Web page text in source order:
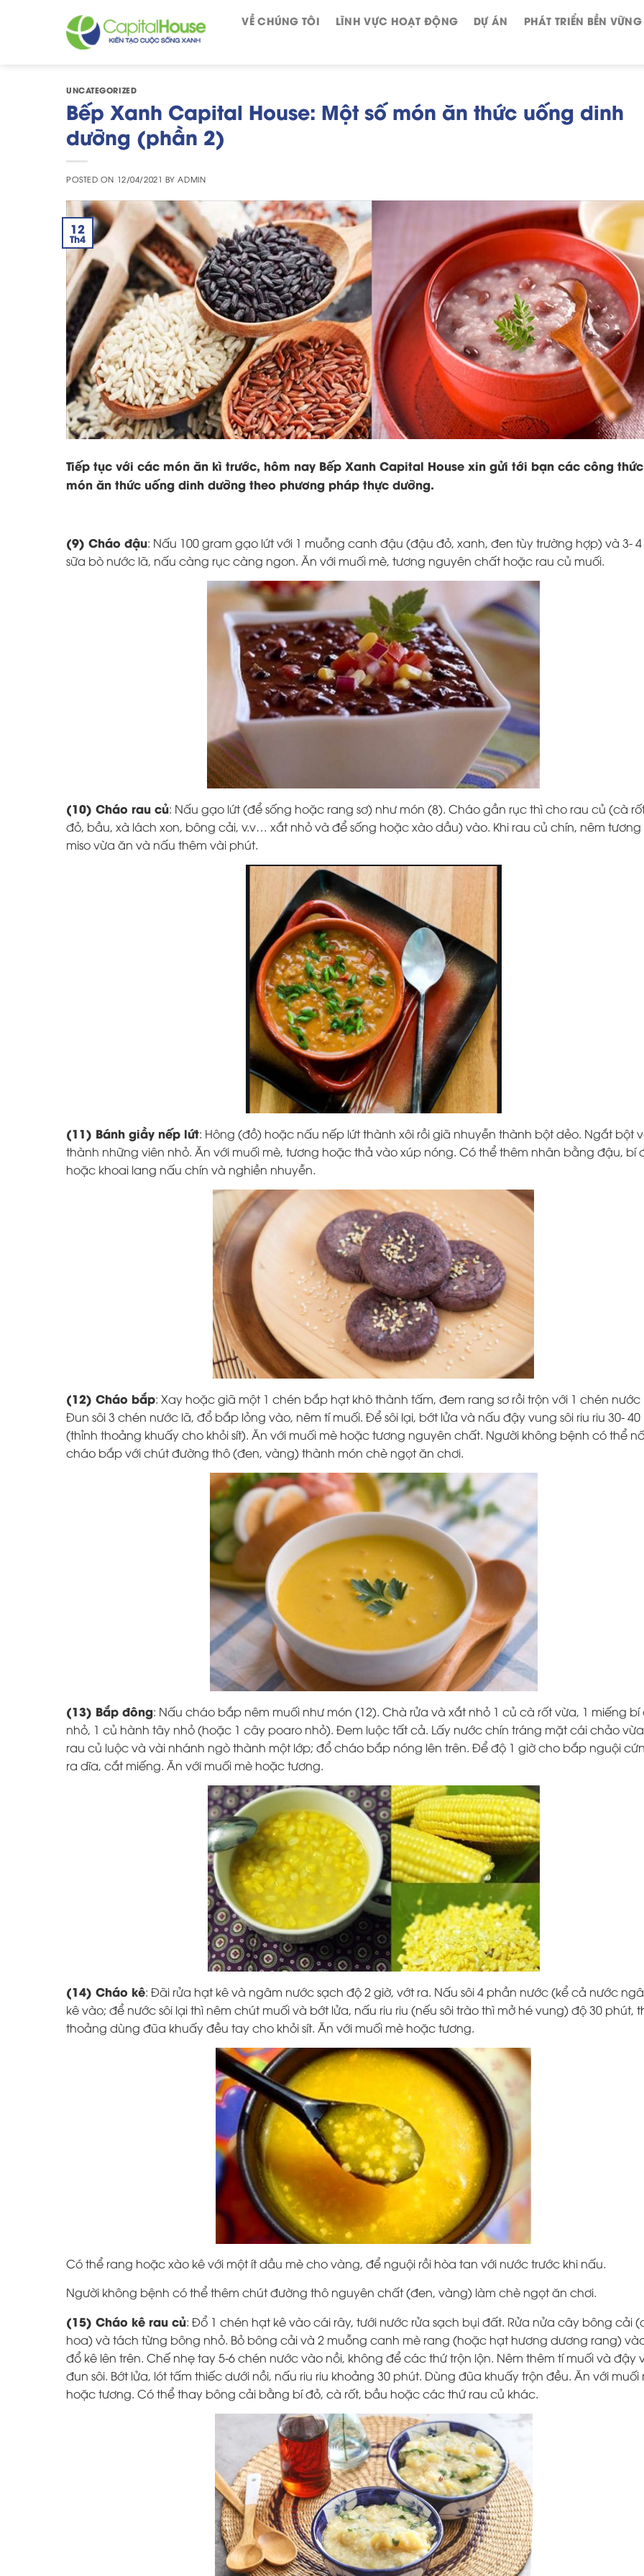
VỀ CHÚNG TÔI LĨNH VỰC HOẠT ĐỘNG DỰ ÁN PHÁT TRIỂN BỀN VỮNG
UNCATEGORIZED
Bếp Xanh Capital House: Một số món ăn thức uống dinh
dưỡng (phần 2)
POSTED ON 12/04/2021 BY ADMIN
12
Th4
Tiếp tục với các món ăn kì trước, hôm nay Bếp Xanh Capital House xin gửi tới bạn các công
món ăn thức uống dinh dưỡng theo phương pháp thực dưỡng.
(9) Cháo đậu: Nấu 100 gram gạo lứt với 1 muỗng canh đậu (đậu đỏ, xanh, đen tùy trường hợp) và 3- 4
sữa bò nước lã, nấu càng rục càng ngon. Ăn với muối mè, tương nguyên chất hoặc rau củ muối.
(10) Cháo rau củ: Nấu gạo lứt (để sống hoặc rang sơ) như món (8). Cháo gần rục thì cho rau củ (cà
đỏ, bầu, xà lách xon, bông cải, v.v… xắt nhỏ và để sống hoặc xào dầu) vào. Khi rau củ chín, nêm
miso vừa ăn và nấu thêm vài phút.
(11) Bánh giầy nếp lứt: Hông (đồ) hoặc nấu nếp lứt thành xôi rồi giã nhuyễn thành bột dẻo. Ngắt bột
thành những viên nhỏ. Ăn với muối mè, tương hoặc thả vào xúp nóng. Có thể thêm nhân bằng đậu, bí
hoặc khoai lang nấu chín và nghiền nhuyễn.
(12) Cháo bắp: Xay hoặc giã một 1 chén bắp hạt khô thành tấm, đem rang sơ rồi trộn với 1 chén nước
Đun sôi 3 chén nước lã, đổ bắp lỏng vào, nêm tí muối. Để sôi lại, bớt lửa và nấu đậy vung sôi riu riu 30-
(thỉnh thoảng khuấy cho khỏi sít). Ăn với muối mè hoặc tương nguyên chất. Người không bệnh có thể
cháo bắp với chút đường thô (đen, vàng) thành món chè ngọt ăn chơi.
(13) Bắp đông: Nấu cháo bắp nêm muối như món (12). Chà rửa và xắt nhỏ 1 củ cà rốt vừa, 1 miếng bí
nhỏ, 1 củ hành tây nhỏ (hoặc 1 cây poaro nhỏ). Đem luộc tất cả. Lấy nước chín tráng mặt cái chảo
rau củ luộc và vài nhánh ngò thành một lớp; đổ cháo bắp nóng lên trên. Để độ 1 giờ cho bắp nguội
ra dĩa, cắt miếng. Ăn với muối mè hoặc tương.
(14) Cháo kê: Đãi rửa hạt kê và ngâm nước sạch độ 2 giờ, vớt ra. Nấu sôi 4 phần nước (kể cả nước
kê vào; để nước sôi lại thì nêm chút muối và bớt lửa, nấu riu riu (nếu sôi trào thì mở hé vung) độ 30 phút,
thoảng dùng đũa khuấy đều tay cho khỏi sít. Ăn với muối mè hoặc tương.
Có thể rang hoặc xào kê với một ít dầu mè cho vàng, để nguội rồi hòa tan với nước trước khi nấu.
Người không bệnh có thể thêm chút đường thô nguyên chất (đen, vàng) làm chè ngọt ăn chơi.
(15) Cháo kê rau củ: Đổ 1 chén hạt kê vào cái rây, tưới nước rửa sạch bụi đất. Rửa nửa cây bông cải
hoa) và tách từng bông nhỏ. Bỏ bông cải và 2 muỗng canh mè rang (hoặc hạt hương dương rang)
đổ kê lên trên. Chế nhẹ tay 5-6 chén nước vào nồi, không để các thứ trộn lộn. Nêm thêm tí muối và đậy
đun sôi. Bớt lửa, lót tấm thiếc dưới nồi, nấu riu riu khoảng 30 phút. Dùng đũa khuấy trộn đều. Ăn với muối
hoặc tương. Có thể thay bông cải bằng bí đỏ, cà rốt, bầu hoặc các thứ rau củ khác.